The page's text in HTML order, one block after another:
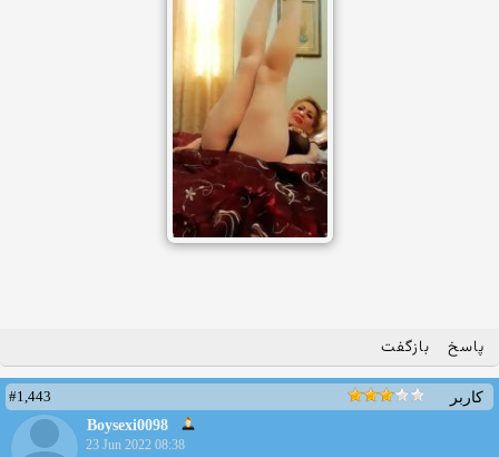
پاسخ بازگفت
کاربر
#1,443
Boysexi0098
23 Jun 2022 08:38